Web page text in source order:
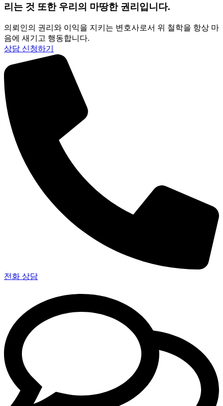
리는 것 또한 우리의 마땅한 권리입니다.
의뢰인의 권리와 이익을 지키는 변호사로서 위 철학을 항상 마
음에 새기고 행동합니다.
상담 신청하기
전화 상담